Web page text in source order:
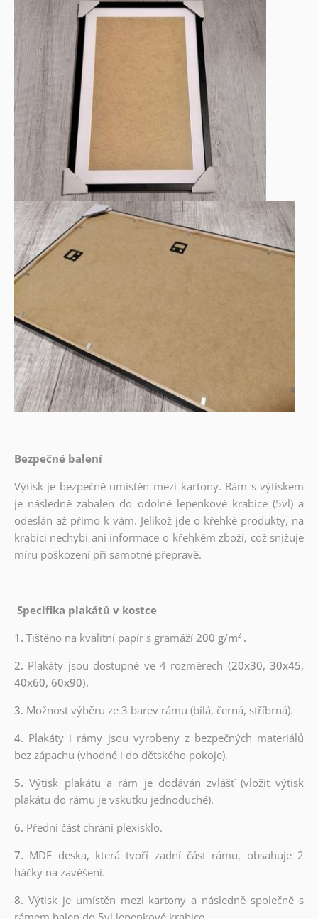
Bezpečné balení
Výtisk je bezpečně umístěn mezi kartony. Rám s výtiskem
je následně zabalen do odolné lepenkové krabice (5vl) a
odeslán až přímo k vám. Jelikož jde o křehké produkty, na
krabici nechybí ani informace o křehkém zboží, což snižuje
míru poškození při samotné přepravě.
Specifika plakátů v kostce
1. Tištěno na kvalitní papír s gramáží200 g/m² .
2. Plakáty jsou dostupné ve 4 rozměrech (20x30, 30x45,
40x60, 60x90).
3. Možnost výběru ze 3 barev rámu (bílá, černá, stříbrná).
4. Plakáty i rámy jsou vyrobeny z bezpečných materiálů
bez zápachu (vhodné i do dětského pokoje).
5.Výtisk plakátu a rám je dodáván zvlášť (vložit výtisk
plakátu do rámu je vskutku jednoduché).
6. Přední část chrání plexisklo.
7. MDF deska, která tvoří zadní část rámu, obsahuje 2
háčky na zavěšení.
8. Výtisk je umístěn mezi kartony a následně společně s